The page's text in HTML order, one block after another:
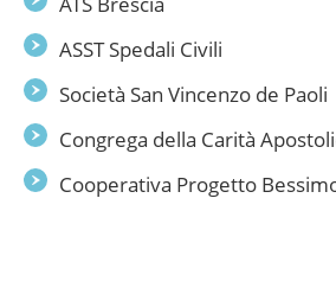
ASST Spedali Civili
Società San Vincenzo de Paoli
Congrega della Carità
Cooperativa Progetto